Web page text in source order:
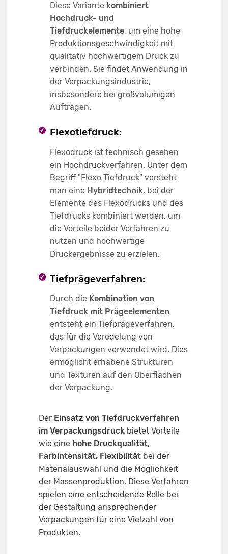
Diese Variante kombiniert
Hochdruck- und
Tiefdruckelemente, um eine hohe
Produktionsgeschwindigkeit mit
qualitativ hochwertigem Druck zu
verbinden. Sie findet Anwendung in
der Verpackungsindustrie,
insbesondere bei großvolumigen
Aufträgen.
Flexotiefdruck:
Flexodruck ist technisch gesehen
ein Hochdruckverfahren. Unter dem
Begriff "Flexo Tiefdruck" versteht
man eine Hybridtechnik, bei der
Elemente des Flexodrucks und des
Tiefdrucks kombiniert werden, um
die Vorteile beider Verfahren zu
nutzen und hochwertige
Druckergebnisse zu erzielen.
Tiefprägeverfahren:
Durch die Kombination von
Tiefdruck mit Prägeelementen
entsteht ein Tiefprägeverfahren,
das für die Veredelung von
Verpackungen verwendet wird. Dies
ermöglicht erhabene Strukturen
und Texturen auf den Oberflächen
der Verpackung.
Der Einsatz von Tiefdruckverfahren
im Verpackungsdruck bietet Vorteile
wie eine hohe Druckqualität,
Farbintensität, Flexibilität bei der
Materialauswahl und die Möglichkeit
der Massenproduktion. Diese Verfahren
spielen eine entscheidende Rolle bei
der Gestaltung ansprechender
Verpackungen für eine Vielzahl von
Produkten.